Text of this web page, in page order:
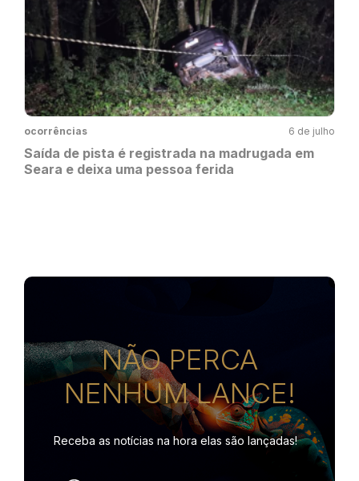
ocorrências 6 de julho
Saída de pista é registrada na madrugada em
Seara e deixa uma pessoa ferida
NÃO PERCA
NENHUM LANCE!
Receba as notícias na hora elas são lançadas!